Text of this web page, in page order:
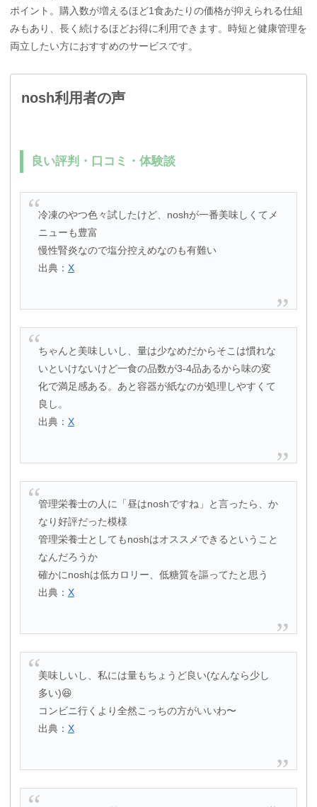
ポイント。購入数が増えるほど1食あたりの価格が抑えられる仕組
みもあり、長く続けるほどお得に利用できます。時短と健康管理を
両立したい方におすすめのサービスです。
nosh利用者の声
良い評判・口コミ・体験談
冷凍のやつ色々試したけど、noshが一番美味しくてメ
ニューも豊富
慢性腎炎なので塩分控えめなのも有難い
出典： X
ちゃんと美味しいし、量は少なめだからそこは慣れな
いといけないけど一食の品数が3-4品あるから味の変
化で満足感ある。あと容器が紙なのが処理しやすくて
良し。
出典： X
管理栄養士の人に「昼はnoshですね」と言ったら、か
なり好評だった模様
管理栄養士としてもnoshはオススメできるということ
なんだろうか
確かにnoshは低カロリー、低糖質を謳ってたと思う
出典： X
美味しいし、私には量もちょうど良い(なんなら少し
多い)😆
コンビニ行くより全然こっちの方がいいわ〜
出典： X